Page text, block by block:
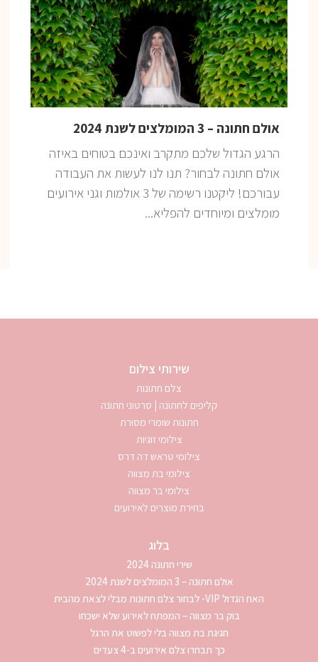
אולם חתונה – 3 המומלצים לשנת 2024
הרגע הגדול שלכם מתקרב ואינכם בטוחים באיזה
אולם חתונה לבחור? תנו לנו לעשות את העבודה
עבורכם! ליקטנו רשימה של 3 אולמות וגני אירועים
מומלצים ומיוחדים להפליא...
שירותי צילום
צלם חתונות
קליפים לחתונה | סרטוני חתונה
חתונות שומרי מסורת
צילומי זוגיות
צילומי טראש דה דרס
צילומי בת מצווה
צילומי בר מצווה
בחירת מוצרים לאירועים
בלוג
שירי חתונה 2024
אולם חתונה – 3 המומלצים לשנת 2024
האח הגדול VIP- לבחור צלם חתונות מבלי לצאת מהבית
בוק בר מצווה – המפתח לאירוע שלא ישכחו
חגיגת בת מצווה בלי לפשוט את הרגל
כך תבחרו צלם אירועים ב-4 צעדים